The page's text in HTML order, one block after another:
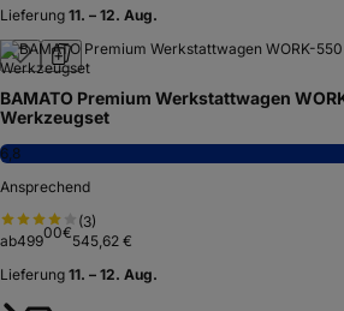
Lieferung 11. – 12. Aug.
BAMATO Premium Werkstattwagen
Werkzeugset
6,8
Ansprechend
(3)
ab49900€545,62 €
Lieferung 11. – 12. Aug.